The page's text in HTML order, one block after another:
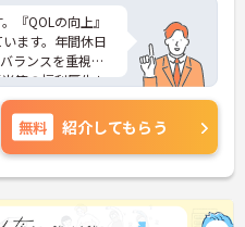
『QOLの向上』
ます。年間休日
ランスを重視さ
等の福利厚生も
策ポイントな
のでお気軽にご
無料 紹介してもらう